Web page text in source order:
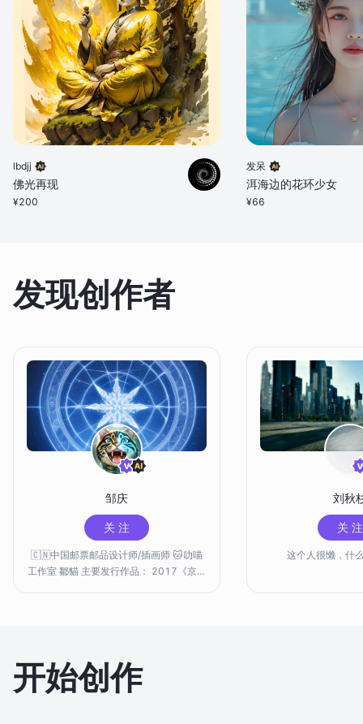
lbdjj
佛光再现
¥200
发呆
洱海边的花环少女
¥66
发现创作者
邹庆
关 注
🇨🇳中国邮票邮品设计师/插画师 🐱叻喵
工作室 鄒貓 主要发行作品： 2017《京津
刘秋
关 注
这个人很懒，什
开始创作